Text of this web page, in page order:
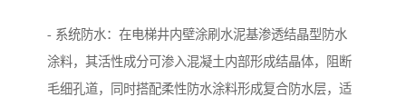
- 系统防水：在电梯井内壁涂刷水泥基渗透结晶型防水
涂料，其活性成分可渗入混凝土内部形成结晶体，阻断
毛细孔道，同时搭配柔性防水涂料形成复合防水层，适